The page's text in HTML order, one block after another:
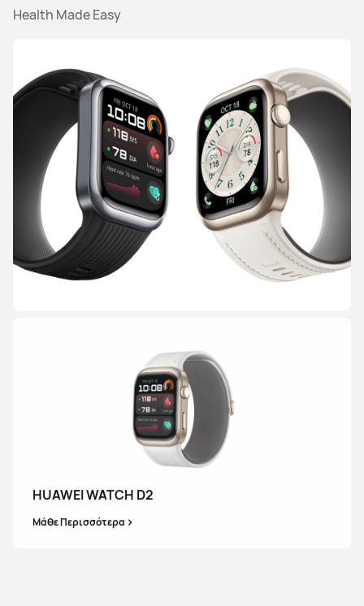
Health Made Easy
HUAWEI WATCH D2
Μάθε Περισσότερα
HUAWEI WATCH GT 5 Pro
Μάθε Περισσότερα
WATCH FIT Series